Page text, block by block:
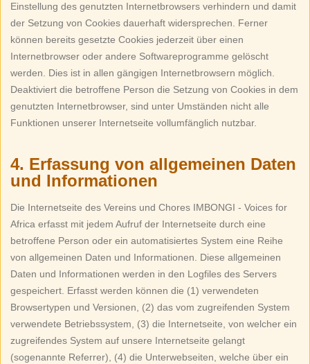
Einstellung des genutzten Internetbrowsers verhindern und damit
der Setzung von Cookies dauerhaft widersprechen. Ferner
können bereits gesetzte Cookies jederzeit über einen
Internetbrowser oder andere Softwareprogramme gelöscht
werden. Dies ist in allen gängigen Internetbrowsern möglich.
Deaktiviert die betroffene Person die Setzung von Cookies in dem
genutzten Internetbrowser, sind unter Umständen nicht alle
Funktionen unserer Internetseite vollumfänglich nutzbar.
4. Erfassung von allgemeinen Daten
und Informationen
Die Internetseite des Vereins und Chores IMBONGI - Voices for
Africa erfasst mit jedem Aufruf der Internetseite durch eine
betroffene Person oder ein automatisiertes System eine Reihe
von allgemeinen Daten und Informationen. Diese allgemeinen
Daten und Informationen werden in den Logfiles des Servers
gespeichert. Erfasst werden können die (1) verwendeten
Browsertypen und Versionen, (2) das vom zugreifenden System
verwendete Betriebssystem, (3) die Internetseite, von welcher ein
zugreifendes System auf unsere Internetseite gelangt
(sogenannte Referrer), (4) die Unterwebseiten, welche über ein